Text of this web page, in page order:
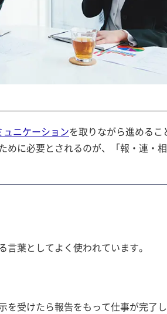
ュニケーションを取りながら進めるこ
めに必要とされるのが、「報・連・
葉としてよく使われています。
を受けたら報告をもって仕事が完了